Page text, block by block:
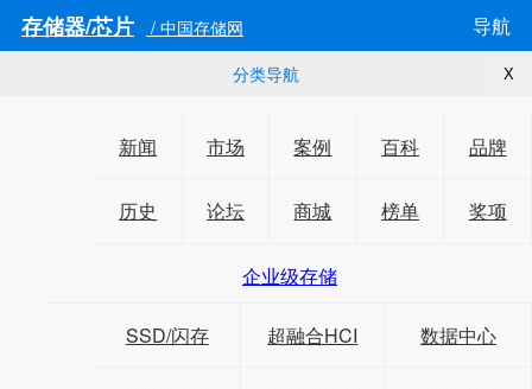
存储器/芯片 / 中国存储网 导航
分类导航 X
新闻 市场 案例 百科 品牌
历史 论坛 商城 榜单 奖项
企业级存储
SSD/闪存 超融合HCI 数据中心